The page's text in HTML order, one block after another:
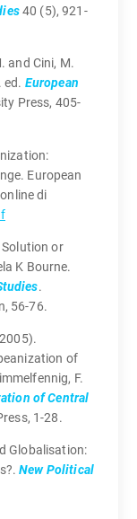
40 (5), 921-
and Cini, M.
ed. European
Press, 405-
European
di
or
K Bourne.
.
56-76.
of
F.
of Central
1-28.
Globalisation:
New Political